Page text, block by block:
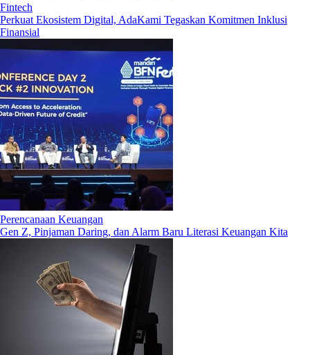
Fintech
Perkuat Ekosistem Digital, AdaKami Tegaskan Komitmen Inklusi
Finansial
Perencanaan Keuangan
Gen Z, Pinjaman Daring, dan Alarm Baru Literasi Keuangan Kita